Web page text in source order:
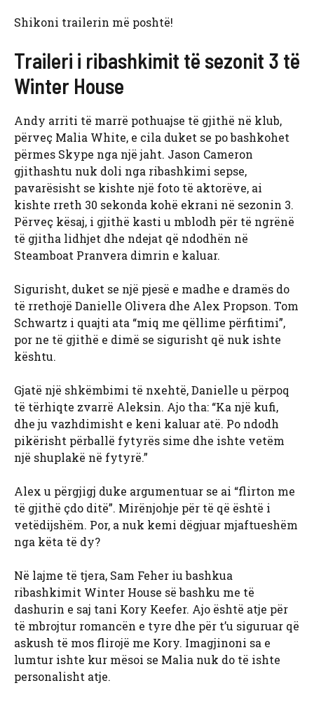
Shikoni trailerin më poshtë!
Traileri i ribashkimit të sezonit 3 të
Winter House
Andy arriti të marrë pothuajse të gjithë në klub,
përveç Malia White, e cila duket se po bashkohet
përmes Skype nga një jaht. Jason Cameron
gjithashtu nuk doli nga ribashkimi sepse,
pavarësisht se kishte një foto të aktorëve, ai
kishte rreth 30 sekonda kohë ekrani në sezonin 3.
Përveç kësaj, i gjithë kasti u mblodh për të ngrënë
të gjitha lidhjet dhe ndejat që ndodhën në
Steamboat Pranvera dimrin e kaluar.
Sigurisht, duket se një pjesë e madhe e dramës do
të rrethojë Danielle Olivera dhe Alex Propson. Tom
Schwartz i quajti ata “miq me qëllime përfitimi”,
por ne të gjithë e dimë se sigurisht që nuk ishte
kështu.
Gjatë një shkëmbimi të nxehtë, Danielle u përpoq
të tërhiqte zvarrë Aleksin. Ajo tha: “Ka një kufi,
dhe ju vazhdimisht e keni kaluar atë. Po ndodh
pikërisht përballë fytyrës sime dhe ishte vetëm
një shuplakë në fytyrë.”
Alex u përgjigj duke argumentuar se ai “flirton me
të gjithë çdo ditë”. Mirënjohje për të që është i
vetëdijshëm. Por, a nuk kemi dëgjuar mjaftueshëm
nga këta të dy?
Në lajme të tjera, Sam Feher iu bashkua
ribashkimit Winter House së bashku me të
dashurin e saj tani Kory Keefer. Ajo është atje për
të mbrojtur romancën e tyre dhe për t’u siguruar që
askush të mos flirojë me Kory. Imagjinoni sa e
lumtur ishte kur mësoi se Malia nuk do të ishte
personalisht atje.